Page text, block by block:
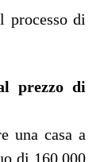
di
prezzo di
una casa a
di 160.000